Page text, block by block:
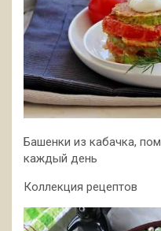
Башенки из кабачка,
каждый день
Коллекция рецептов